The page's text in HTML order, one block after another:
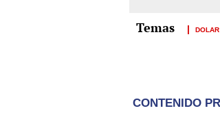
DOLAR